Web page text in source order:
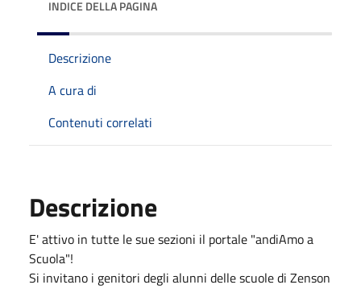
INDICE DELLA PAGINA
Descrizione
A cura di
Contenuti correlati
Descrizione
E' attivo in tutte le sue sezioni il portale "andiAmo a
Scuola"!
Si invitano i genitori degli alunni delle scuole di Zenson